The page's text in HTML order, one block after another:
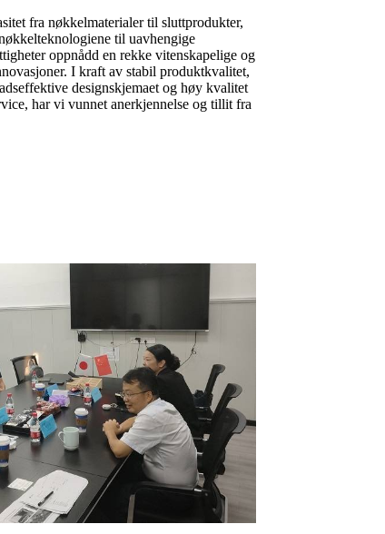
fra nøkkelmaterialer til sluttprodukter,
til uavhengige
oppnådd en rekke vitenskapelige og
I kraft av stabil produktkvalitet,
designskjemaet og høy kvalitet
har vi vunnet anerkjennelse og tillit fra